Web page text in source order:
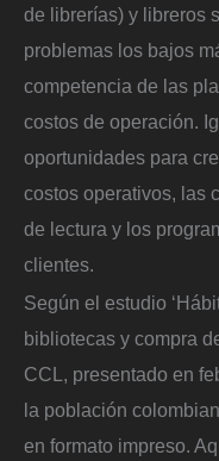
de librerías) y libreros
problemas los bajos
competencia de las
costos de operación.
oportunidades para
costos operativos, las
de lectura y los
clientes.
Según el estudio
bibliotecas y compra
CCL, presentado en
la población
en formato impreso.